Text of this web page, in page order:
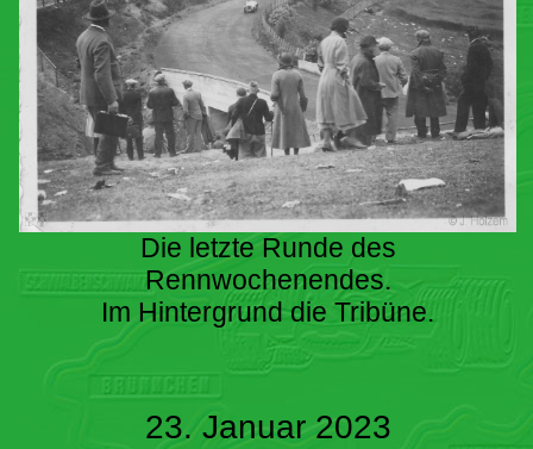
Die letzte Runde des
Rennwochenendes.
Im Hintergrund die Tribüne.
23. Januar 2023